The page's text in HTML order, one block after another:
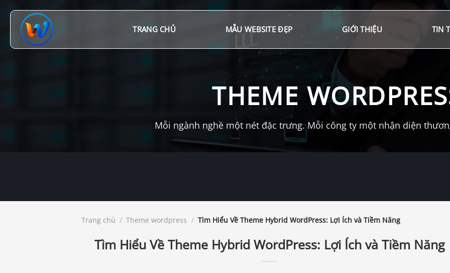
đến
TRANG CHỦ MẪU WEBSITE ĐẸP GIỚI THIỆU TIN
THEME
Mỗi ngành nghề một nét đặc trưng. Mỗi công ty một nhận diện
Trang chủ / Theme wordpress / Tìm Hiểu Về Theme Hybrid WordPress: Lợi Ích và Tiềm Năng
Tìm Hiểu Về Theme Hybrid WordPress: Lợi Ích và Tiềm Năng